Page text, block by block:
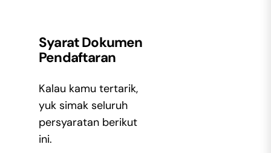
Syarat Dokumen
Pendaftaran
Kalau kamu tertarik,
yuk simak seluruh
persyaratan berikut
ini.